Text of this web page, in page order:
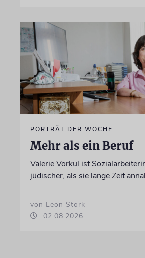
PORTRÄT DER WOCHE
Mehr als ein Beruf
Valerie Vorkul ist
jüdischer, als sie lange Zeit
von Leon Stork
02.08.2026